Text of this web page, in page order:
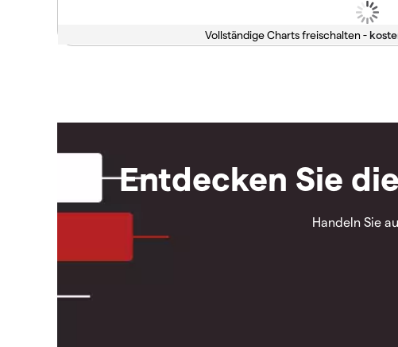
Vollständige Charts freischalten -
Entdecken Sie
Handeln Sie